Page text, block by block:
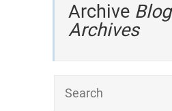
Archive Blog
Archives